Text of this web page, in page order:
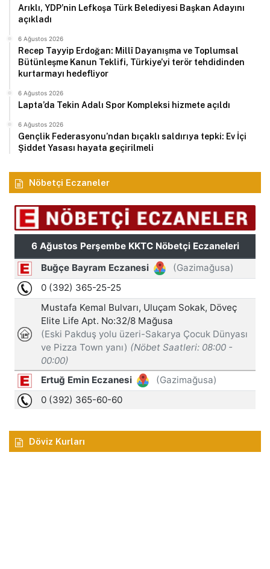
Arıklı, YDP’nin Lefkoşa Türk Belediyesi Başkan Adayını
açıkladı
6 Ağustos 2026
Recep Tayyip Erdoğan: Millî Dayanışma ve Toplumsal
Bütünleşme Kanun Teklifi, Türkiye’yi terör tehdidinden
kurtarmayı hedefliyor
6 Ağustos 2026
Lapta’da Tekin Adalı Spor Kompleksi hizmete açıldı
6 Ağustos 2026
Gençlik Federasyonu’ndan bıçaklı saldırıya tepki: Ev İçi
Şiddet Yasası hayata geçirilmeli
Nöbetçi Eczaneler
Döviz Kurları